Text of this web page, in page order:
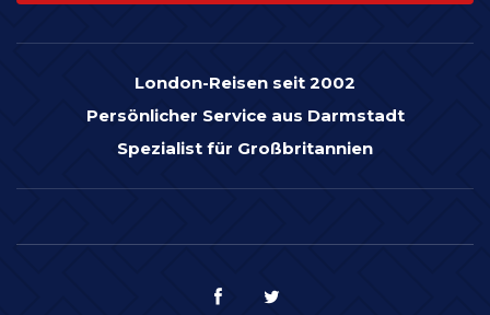
London-Reisen seit 2002
Persönlicher Service aus Darmstadt
Spezialist für Großbritannien